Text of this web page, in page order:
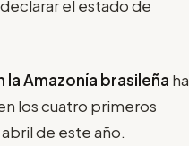
el estado de
Amazonía brasileña ha
los cuatro primeros
de este año.